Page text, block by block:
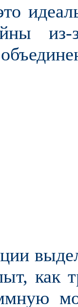
из-
как